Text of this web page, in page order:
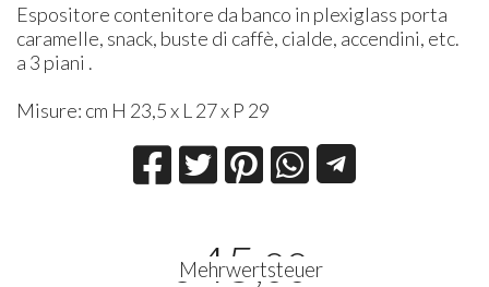
Espositore contenitore da banco in plexiglass porta
caramelle, snack, buste di caffè, cialde, accendini, etc.
a 3 piani .
Misure: cm H 23,5 x L 27 x P 29
€45,00
Mehrwertsteuer